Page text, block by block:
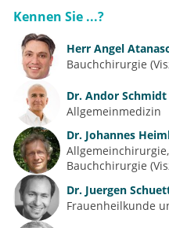
Kennen Sie ...?
Herr Angel
Bauchchirurgie
Dr. Andor Schmidt
Allgemeinmedizin
Dr. Johannes
Allgemeinchirurgie
Bauchchirurgie
Dr. Juergen
Frauenheilkunde